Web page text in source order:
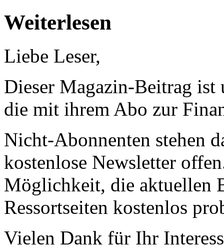
Weiterlesen
Liebe Leser,
Dieser Magazin-Beitrag ist
die mit ihrem Abo zur
Nicht-Abonnenten stehen
kostenlose Newsletter
Möglichkeit, die aktuellen
Ressortseiten kostenlos
Vielen Dank für Ihr